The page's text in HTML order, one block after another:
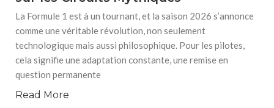
La Formule 1 est à un tournant, et la saison 2026 s’annonce
comme une véritable révolution, non seulement
technologique mais aussi philosophique. Pour les pilotes,
cela signifie une adaptation constante, une remise en
question permanente
Read More